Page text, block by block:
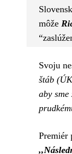
môže
Svoju
štáb
aby
Premiér